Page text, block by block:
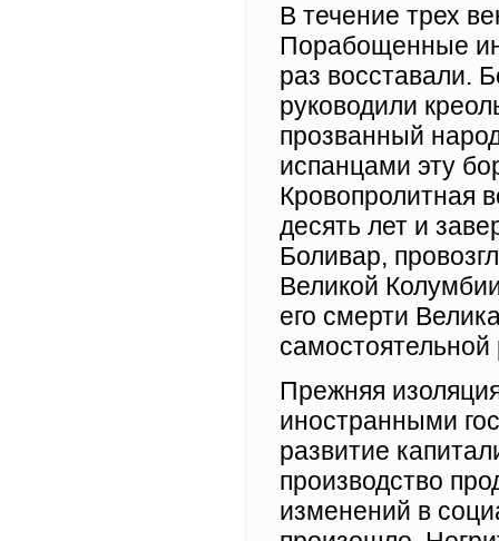
В течение трех
Порабощенные
раз восставали.
руководили
прозванный
испанцами эту
Кровопролитная
десять лет и
Боливар,
Великой
его смерти
самостоятельной
Прежняя
иностранными
развитие
производство
изменений в